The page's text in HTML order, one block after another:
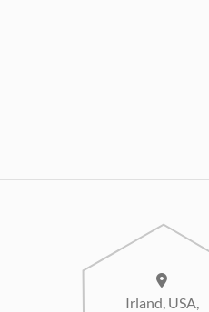
Irland, USA,